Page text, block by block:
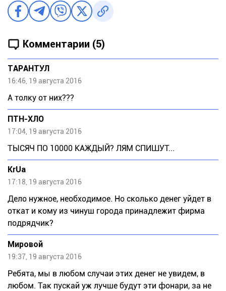
Комментарии (5)
ТАРАНТУЛ
16:46, 19 августа 2016
А толку от них???
ПТН-ХЛО
17:04, 19 августа 2016
ТЫСЯЧ ПО 10000 КАЖДЫЙ? ЛЯМ СПИШУТ...
KrUa
17:18, 19 августа 2016
Дело нужное, необходимое. Но сколько денег уйдет в
откат и кому из чинуш города принадлежит фирма
подрядчик?
Мировой
19:37, 19 августа 2016
Ребята, мы в любом случаи этих денег не увидем, в
любом. Так пускай уж лучше будут эти фонари, за не